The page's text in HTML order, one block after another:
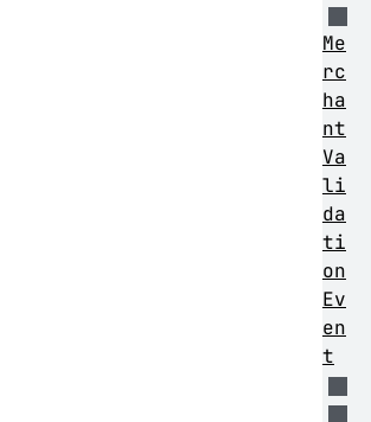
Me
rc
ha
nt
Va
li
da
ti
on
Ev
en
t